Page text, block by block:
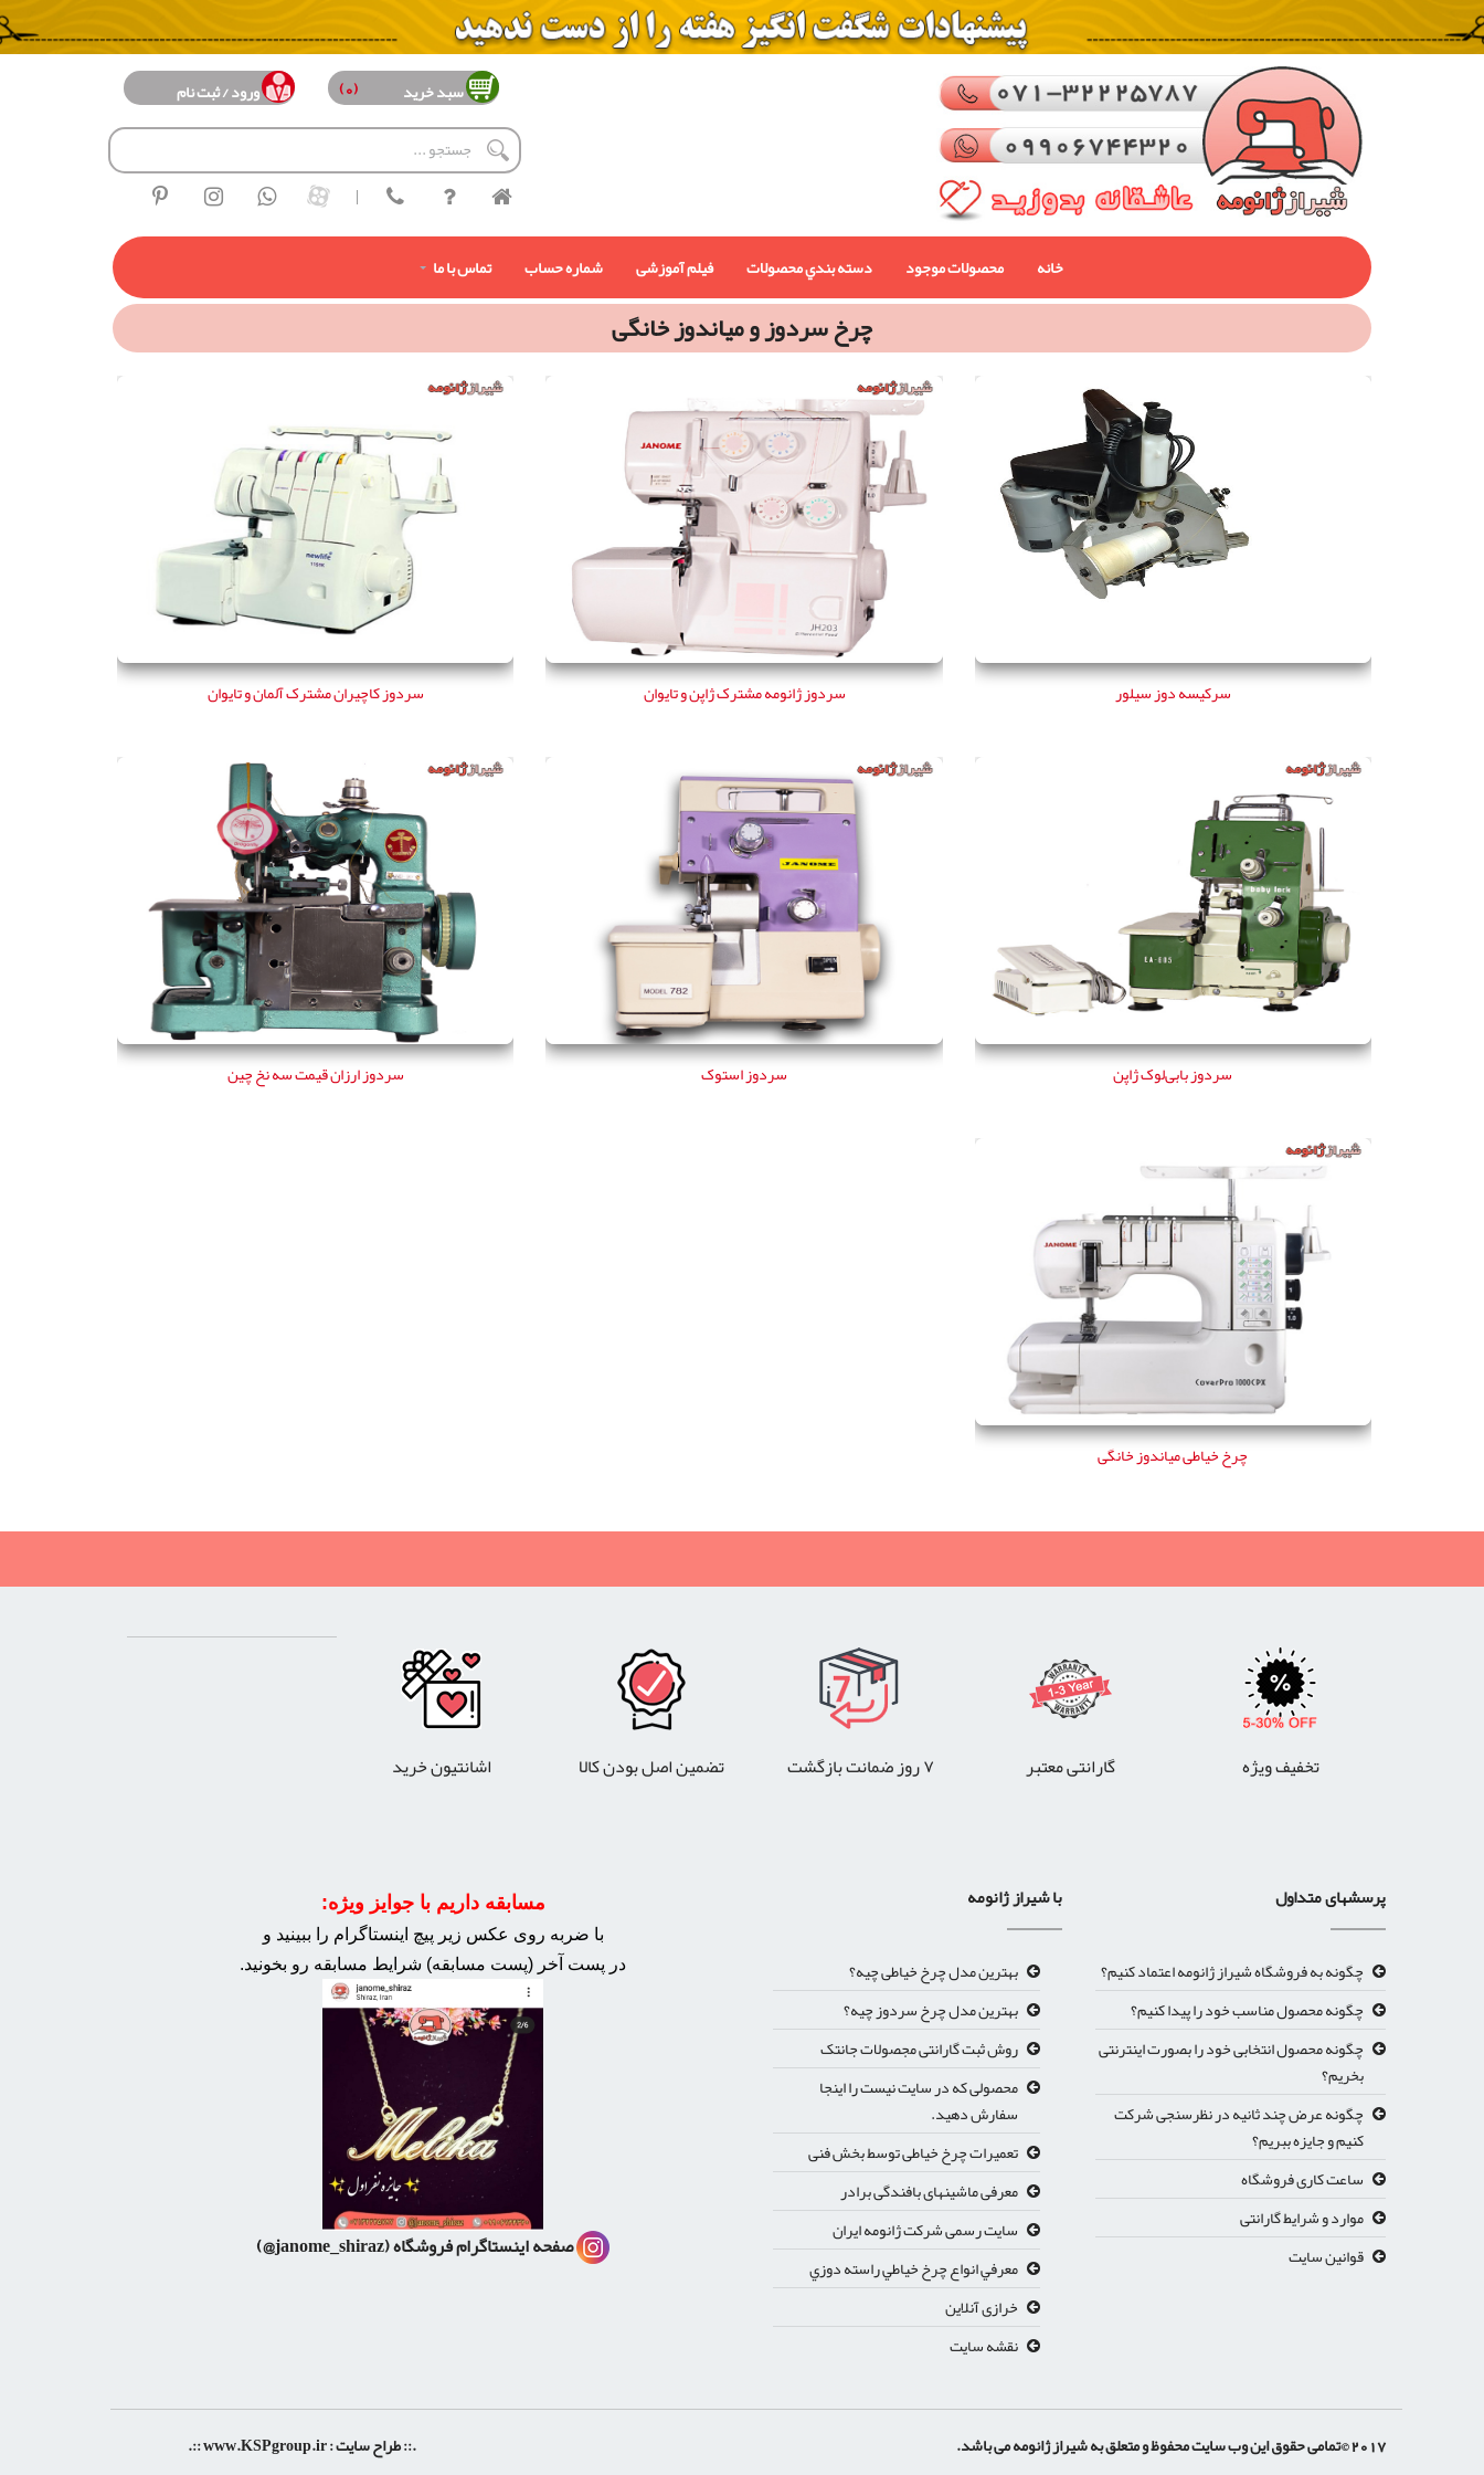
سبد خرید (0) ورود / ثبت نام
|
خانه محصولات موجود دسته بندي محصولات فیلم آموزشی شماره حساب تماس با ما
چرخ سردوز و میاندوز خانگی
سركيسه دوز سيلور
سركيسه دوز سيلور
سردوز ژانومه مشترک ژاپن و تایوان
سردوز ژانومه مشترک ژاپن و تایوان
سردوز کاچیران مشترک آلمان و تایوان
سردوز کاچیران مشترک آلمان و تایوان
سردوز بابی‌لوک ژاپن
سردوز بابی‌لوک ژاپن
سردوز استوک
سردوز استوک
سردوز ارزان قيمت سه نخ چين
سردوز ارزان قيمت سه نخ چين
چرخ خیاطی میاندوز خانگی
چرخ خیاطی میاندوز خانگی
تخفیف ویژه گارانتی معتبر ۷ روز ضمانت بازگشت تضمین اصل بودن کالا اشانتیون خرید
پرسشهای متداول
چگونه به فروشگاه شیراز ژانومه اعتماد کنیم؟
چگونه محصول مناسب خود را پیدا کنیم؟
چگونه محصول انتخابی خود را بصورت اینترنتی
بخریم؟
چگونه عرض چند ثانیه در نظرسنجی شرکت
کنیم و جایزه ببریم؟
ساعت کاری فروشگاه
موارد و شرایط گارانتی
قوانین سایت
با شیراز ژانومه
بهترین مدل چرخ خیاطی چیه؟
بهترین مدل چرخ سردوز چیه؟
روش ثبت گارانتی مجصولات جانتک
محصولی که در سایت نیست را اینجا
سفارش دهید.
تعمیرات چرخ خیاطی توسط بخش فنی
معرفی ماشینهای بافندگی برادر
سایت رسمی شرکت ژانومه ایران
معرفي انواع چرخ خياطي راسته دوزي
خرازی آنلاین
نقشه سایت
مسابقه داریم با جوایز ویژه:
با ضربه روی عکس زیر پیچ اینستاگرام را ببینید و
در پست آخر (پست مسابقه) شرایط مسابقه رو بخونید.
صفحه اینستاگرام فروشگاه(janome_shiraz@)
2017 ©تمامی حقوق این وب سایت محفوظ و متعلق به شیراز ژانومه می باشد. .:: طراح سایت :www.KSPgroup.ir
::.